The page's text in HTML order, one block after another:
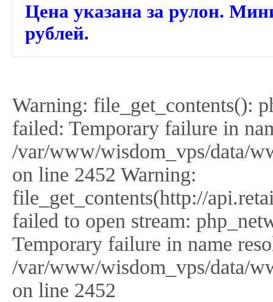
Цена указана за рулон.
рублей.
Warning: file_get_contents():
failed: Temporary failure in
/var/www/wisdom_vps/data/
on line 2452 Warning:
file_get_contents(http://
failed to open stream:
Temporary failure in name
/var/www/wisdom_vps/data/
on line 2452